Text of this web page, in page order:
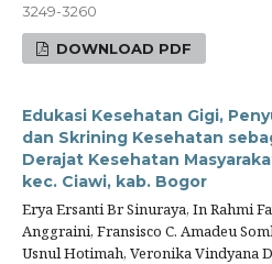
3249-3260
DOWNLOAD PDF
Edukasi Kesehatan Gigi,
dan Skrining Kesehatan
Derajat Kesehatan
kec. Ciawi, kab. Bogor
Erya Ersanti Br Sinuraya, In Rahmi
Anggraini, Fransisco C. Amadeu
Usnul Hotimah, Veronika Vindyana